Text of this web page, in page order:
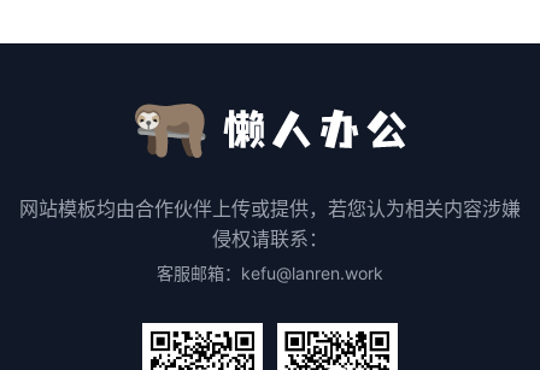
网站模板均由合作伙伴上传或提供，若您认为相关内容涉嫌
侵权请联系：
客服邮箱：kefu@lanren.work